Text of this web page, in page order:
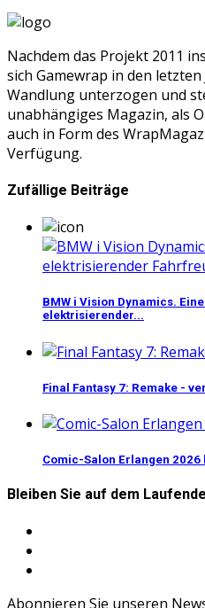
Nachdem das Projekt 2011
sich Gamewrap in den
Wandlung unterzogen und
unabhängiges Magazin, als
auch in Form des
Verfügung.
Zufällige Beiträge
BMW i Vision Dynamics.
elektrisierender...
Final Fantasy 7: Remake -
Comic-Salon Erlangen
Bleiben Sie auf dem
Abonnieren Sie unseren